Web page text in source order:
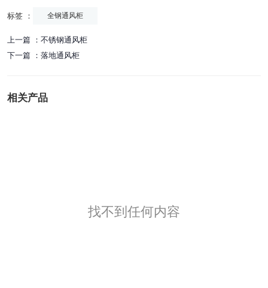
标签 ： 全钢通风柜
上一篇 ： 不锈钢通风柜
下一篇 ： 落地通风柜
相关产品
找不到任何内容